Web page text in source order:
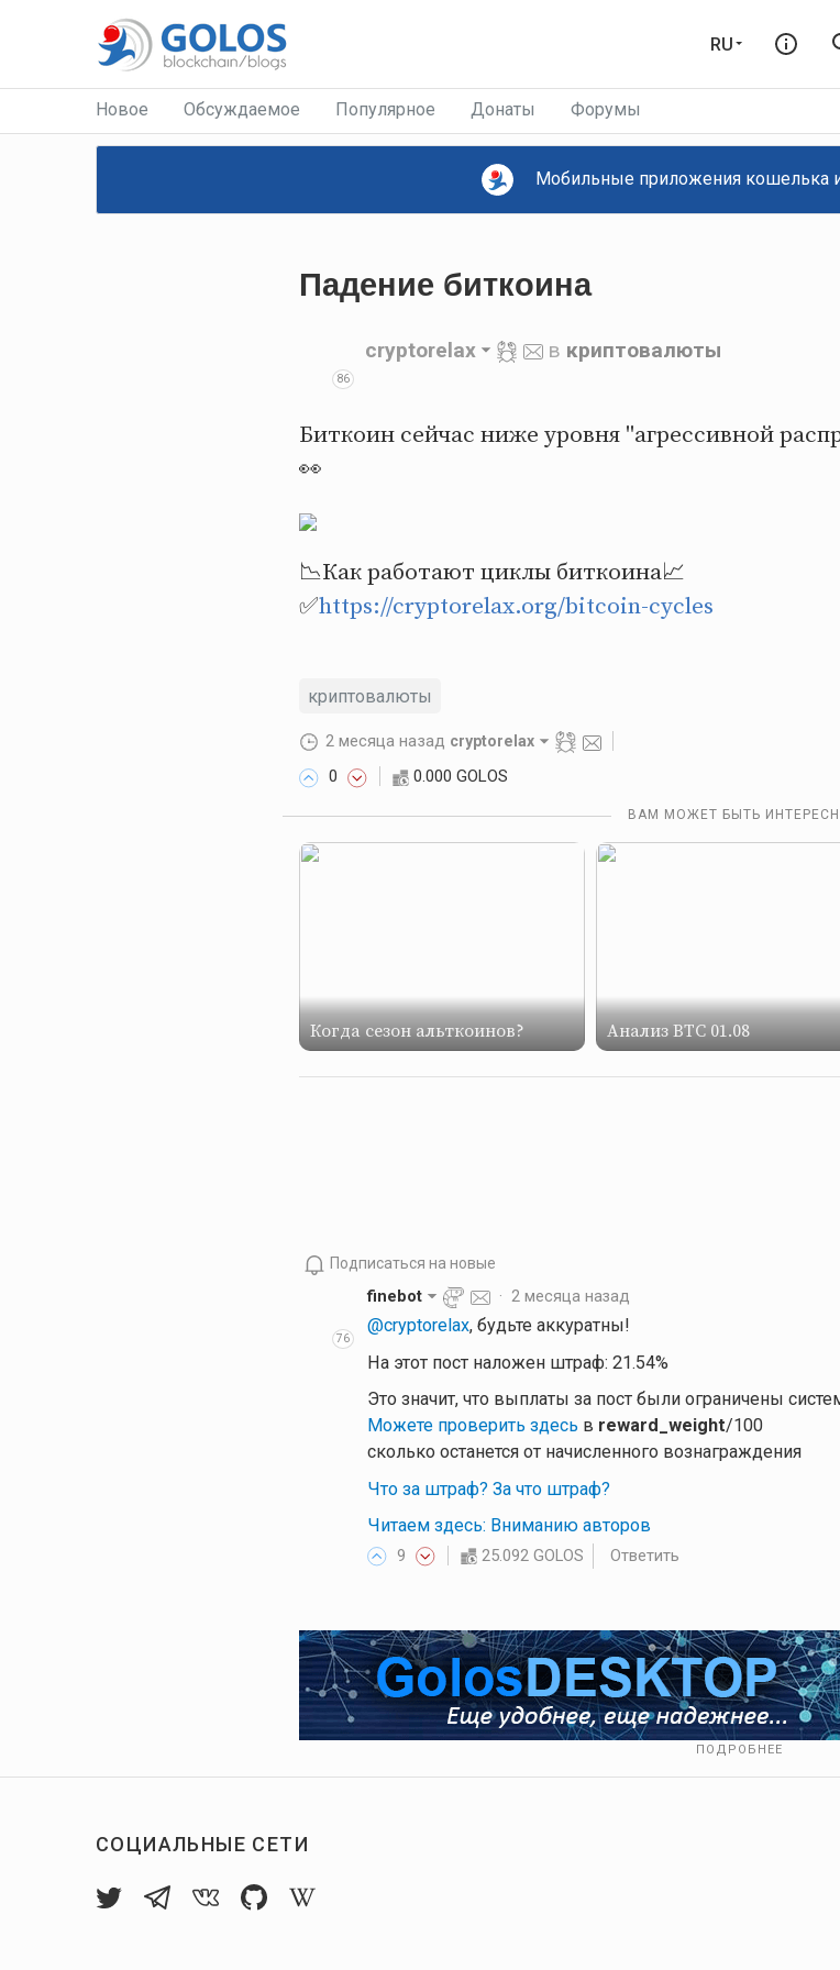
RU
Новое Обсуждаемое Популярное Донаты Форумы
Мобильные приложения кошелька и
Падение биткоина
86
cryptorelax в криптовалюты
Биткоин сейчас ниже уровня "агрессивной
👀
📉Как работают циклы биткоина📈
✅https://cryptorelax.org/bitcoin-cycles
криптовалюты
2 месяца назад cryptorelax
0 0.000 GOLOS
ВАМ МОЖЕТ БЫТЬ
Когда сезон альткоинов? Анализ BTC 01.08
Подписаться на новые
76
finebot ·2 месяца назад
@cryptorelax, будьте аккуратны!
На этот пост наложен штраф: 21.54%
Это значит, что выплаты за пост были ограничены
Можете проверить здесь в reward_weight/100
сколько останется от начисленного вознаграждения
Что за штраф? За что штраф?
Читаем здесь: Вниманию авторов
9 25.092 GOLOS Ответить
ПОДРОБНЕЕ
СОЦИАЛЬНЫЕ СЕТИ